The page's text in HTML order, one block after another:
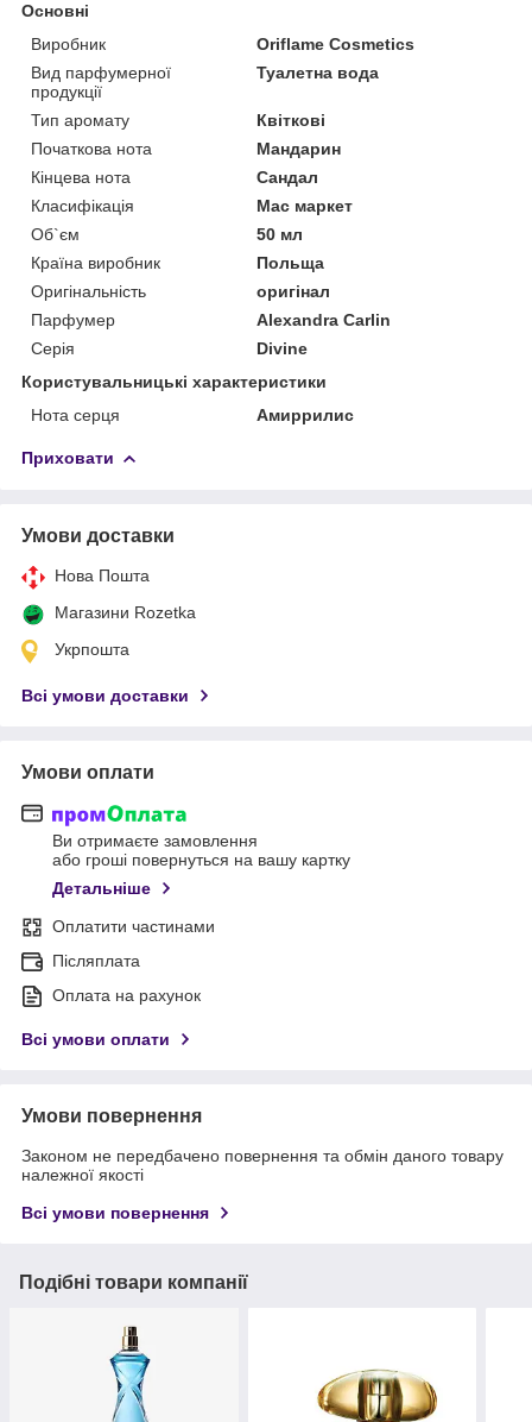
Основні
Виробник
Oriflame Cosmetics
Вид парфумерної
продукції
Туалетна вода
Тип аромату
Квіткові
Початкова нота
Мандарин
Кінцева нота
Сандал
Класифікація
Мас маркет
Об`єм
50 мл
Країна виробник
Польща
Оригінальність
оригінал
Парфумер
Alexandra Carlin
Серія
Divine
Користувальницькі характеристики
Нота серця
Амиррилис
Приховати
Умови доставки
Нова Пошта
Магазини Rozetka
Укрпошта
Всі умови доставки
Умови оплати
Ви отримаєте замовлення
або гроші повернуться на вашу картку
Детальніше
Оплатити частинами
Післяплата
Оплата на рахунок
Всі умови оплати
Умови повернення
Законом не передбачено повернення та обмін даного товару
належної якості
Всі умови повернення
Подібні товари компанії